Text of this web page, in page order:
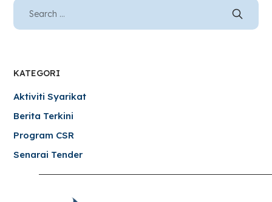
KATEGORI
Aktiviti Syarikat
Berita Terkini
Program CSR
Senarai Tender